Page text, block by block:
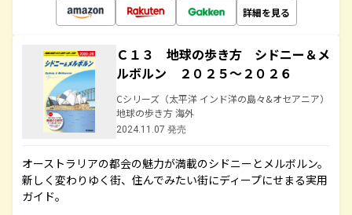
詳細を見る
Ｃ１３ 地球の歩き方 シドニー＆メ
ルボルン ２０２５～２０２６
Cシリーズ（太平洋 インド洋の島々&オセアニア）
地球の歩き方 海外
2024.11.07 発売
オーストラリアの都会の魅力が満載のシドニーとメルボルン。
新しく変わりゆく街、住んでみたい街にディープにせまる実用
ガイド。